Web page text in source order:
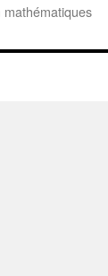
mathématiques